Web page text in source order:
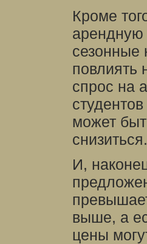
Кроме
арендную
сезонные
повлиять
спрос на
может
снизиться.
И,
выше, а
цены